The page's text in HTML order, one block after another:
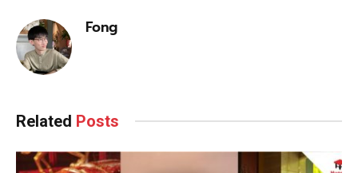
Fong
Related Posts